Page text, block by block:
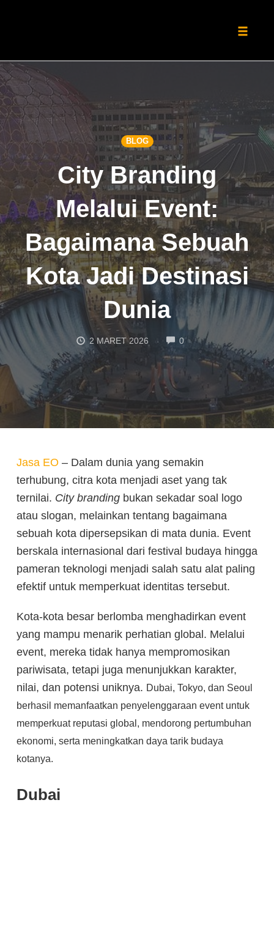
Skip
to
content
BLOG
City Branding
Melalui Event:
Bagaimana Sebuah
Kota Jadi Destinasi
Dunia
2 MARET 2026 0COMMENTS
Jasa EO – Dalam dunia yang semakin
terhubung, citra kota menjadi aset yang tak
ternilai. City branding bukan sekadar soal logo
atau slogan, melainkan tentang bagaimana
sebuah kota dipersepsikan di mata dunia. Event
berskala internasional dari festival budaya hingga
pameran teknologi menjadi salah satu alat paling
efektif untuk memperkuat identitas tersebut.
Kota-kota besar berlomba menghadirkan event
yang mampu menarik perhatian global. Melalui
event, mereka tidak hanya mempromosikan
pariwisata, tetapi juga menunjukkan karakter,
nilai, dan potensi uniknya. Dubai, Tokyo, dan Seoul
berhasil memanfaatkan penyelenggaraan event untuk
memperkuat reputasi global, mendorong pertumbuhan
ekonomi, serta meningkatkan daya tarik budaya
kotanya.
Dubai